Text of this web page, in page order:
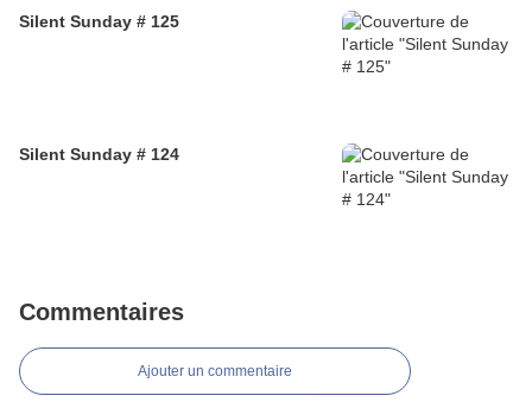
Silent Sunday # 125
Silent Sunday # 124
Commentaires
Ajouter un commentaire